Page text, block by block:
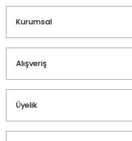
Kurumsal
Alışveriş
Üyelik